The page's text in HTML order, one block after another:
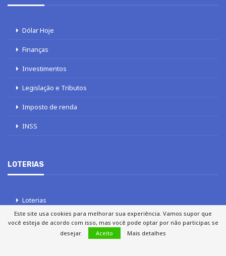
Dólar Hoje
Finanças
Investimentos
Legislação e Tributos
Imposto de renda
INSS
LOTERIAS
Loterias
Quina
Este site usa cookies para melhorar sua experiência. Vamos supor que
você esteja de acordo com isso, mas você pode optar por não participar, se
desejar.
Aceito Mais detalhes